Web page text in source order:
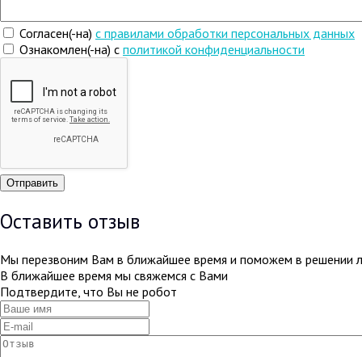
Согласен(-на) c правилами обработки персональных данных
Ознакомлен(-на) с политикой конфиденциальности
Оставить отзыв
Мы перезвоним Вам в ближайшее время и поможем в решении
В ближайшее время мы свяжемся с Вами
Подтвердите, что Вы не робот